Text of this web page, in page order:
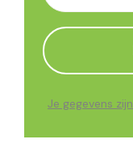
Je gegevens